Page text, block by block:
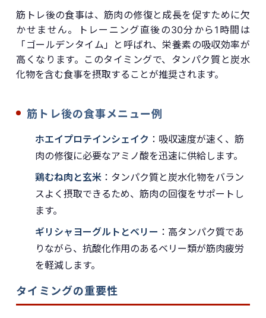
筋トレ後の食事は、筋肉の修復と成長を促すために欠
かせません。トレーニング直後の30分から1時間は
「ゴールデンタイム」と呼ばれ、栄養素の吸収効率が
高くなります。このタイミングで、タンパク質と炭水
化物を含む食事を摂取することが推奨されます。
筋トレ後の食事メニュー例
ホエイプロテインシェイク ：吸収速度が速く、筋
肉の修復に必要なアミノ酸を迅速に供給します。
鶏むね肉と玄米 ：タンパク質と炭水化物をバラン
スよく摂取できるため、筋肉の回復をサポートし
ます。
ギリシャヨーグルトとベリー ：高タンパク質であ
りながら、抗酸化作用のあるベリー類が筋肉疲労
を軽減します。
タイミングの重要性